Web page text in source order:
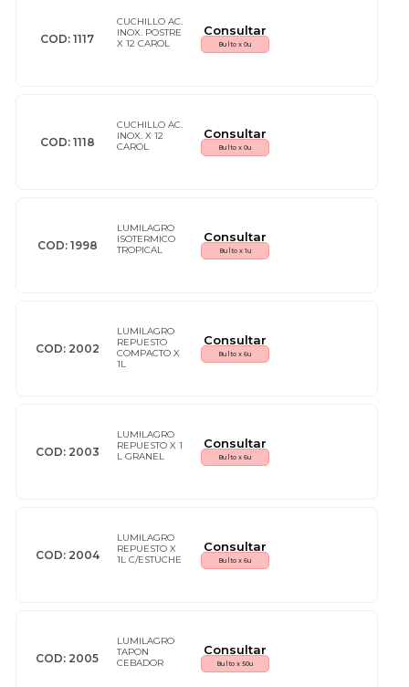
COD: 1117
CUCHILLO AC.
INOX. POSTRE
X 12 CAROL
Consultar
Bulto x 0u
COD: 1118
CUCHILLO AC.
INOX. X 12
CAROL
Consultar
Bulto x 0u
COD: 1998
LUMILAGRO
ISOTERMICO
TROPICAL
Consultar
Bulto x 1u
COD: 2002
LUMILAGRO
REPUESTO
COMPACTO X
1L
Consultar
Bulto x 6u
COD: 2003
LUMILAGRO
REPUESTO X 1
L GRANEL
Consultar
Bulto x 6u
COD: 2004
LUMILAGRO
REPUESTO X
1L C/ESTUCHE
Consultar
Bulto x 6u
COD: 2005
LUMILAGRO
TAPON
CEBADOR
Consultar
Bulto x 50u
Talcos Corporales Y Pédicos
Utensilios Para La Limpieza